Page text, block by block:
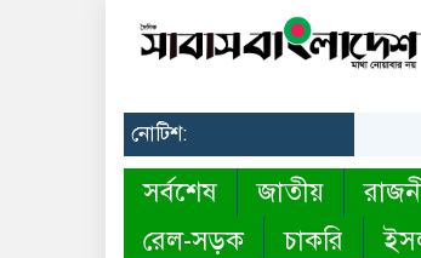
নোটিশ:
সর্বশেষ জাতীয়
রেল-সড়ক
চাকরি